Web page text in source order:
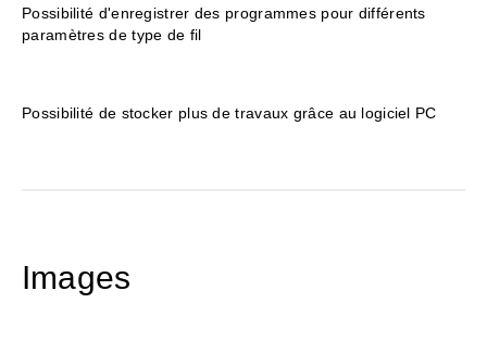
Possibilité d'enregistrer des programmes pour différents
paramètres de type de fil
Possibilité de stocker plus de travaux grâce au logiciel PC
Images